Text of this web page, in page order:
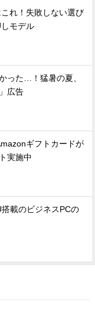
れ！失敗しない選び
モデル
った…！猛暑の夏、
広告
ギフトカードが
実施中
載のビジネスPCの